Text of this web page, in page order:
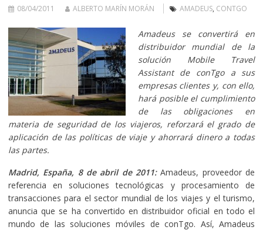
08/04/2011 ALBERTO MARÍN MORÁN AMADEUS, CONTGO
Amadeus se convertirá en
distribuidor mundial de la
solución Mobile Travel
Assistant de conTgo a sus
empresas clientes y, con ello,
hará posible el cumplimiento
de las obligaciones en
materia de seguridad de los viajeros, reforzará el grado de
aplicación de las políticas de viaje y ahorrará dinero a todas
las partes.
Madrid, España, 8 de abril de 2011: Amadeus, proveedor de
referencia en soluciones tecnológicas y procesamiento de
transacciones para el sector mundial de los viajes y el turismo,
anuncia que se ha convertido en distribuidor oficial en todo el
mundo de las soluciones móviles de conTgo. Así, Amadeus